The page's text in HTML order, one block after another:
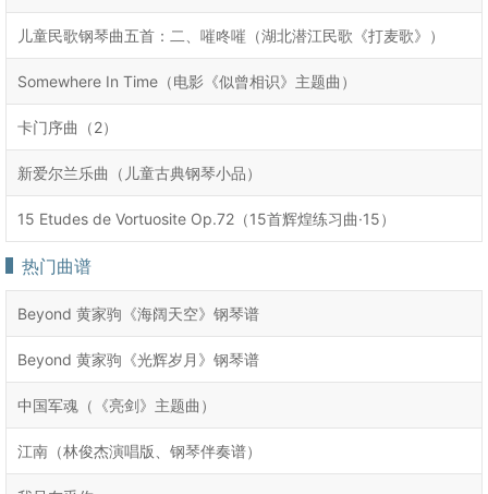
儿童民歌钢琴曲五首：二、嗺咚嗺（湖北潜江民歌《打麦歌》）
Somewhere In Time（电影《似曾相识》主题曲）
卡门序曲（2）
新爱尔兰乐曲（儿童古典钢琴小品）
15 Etudes de Vortuosite Op.72（15首辉煌练习曲·15）
热门曲谱
Beyond 黄家驹《海阔天空》钢琴谱
Beyond 黄家驹《光辉岁月》钢琴谱
中国军魂（《亮剑》主题曲）
江南（林俊杰演唱版、钢琴伴奏谱）